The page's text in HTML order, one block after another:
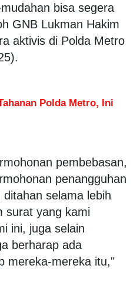
bisa segera
GNB Lukman Hakim
aktivis di Polda Metro
Polda Metro, Ini
pembebasan,
penangguhan
selama lebih
surat yang kami
ini, juga selain
berharap ada
mereka-mereka itu,"